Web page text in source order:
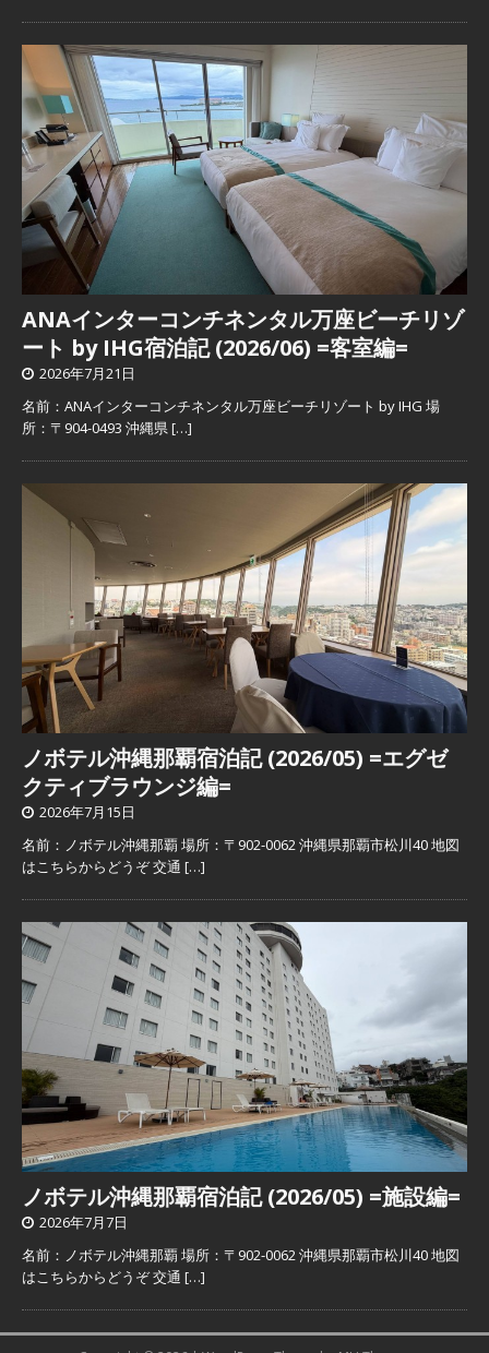
ANAインターコンチネンタル万座ビーチリゾ
ート by IHG宿泊記 (2026/06) =客室編=
2026年7月21日
名前：ANAインターコンチネンタル万座ビーチリゾート by IHG 場
所：〒904-0493 沖縄県[…]
ノボテル沖縄那覇宿泊記 (2026/05) =エグゼ
クティブラウンジ編=
2026年7月15日
名前：ノボテル沖縄那覇 場所：〒902-0062 沖縄県那覇市松川40 地図
はこちらからどうぞ 交通 […]
ノボテル沖縄那覇宿泊記 (2026/05) =施設編=
2026年7月7日
名前：ノボテル沖縄那覇 場所：〒902-0062 沖縄県那覇市松川40 地図
はこちらからどうぞ 交通 […]